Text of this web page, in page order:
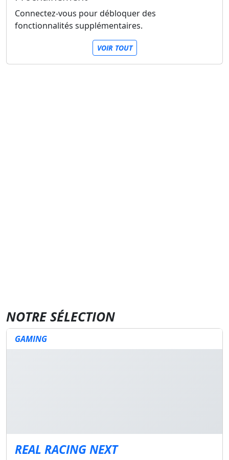
Connectez-vous pour débloquer des
fonctionnalités supplémentaires.
VOIR TOUT
NOTRE SÉLECTION
GAMING
REAL RACING NEXT